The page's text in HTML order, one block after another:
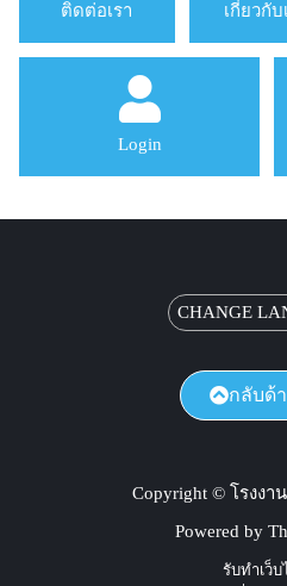
ติดต่อเรา เกี่ยวกับ
Login
Copyright © โรงงา
Powered by
รับทำเว็
CHANGE
กลับด้